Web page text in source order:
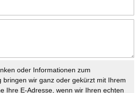
oder Informationen zum
bringen wir ganz oder gekürzt mit Ihrem
Ihre E-Adresse, wenn wir Ihren echten